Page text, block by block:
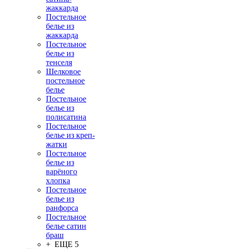
жаккарда
Постельное
белье из
жаккарда
Постельное
белье из
тенселя
Шелковое
постельное
белье
Постельное
белье из
полисатина
Постельное
белье из креп-
жатки
Постельное
белье из
варёного
хлопка
Постельное
белье из
ранфорса
Постельное
белье сатин
браш
+ ЕЩЕ 5